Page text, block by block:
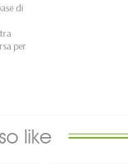
di
per
like